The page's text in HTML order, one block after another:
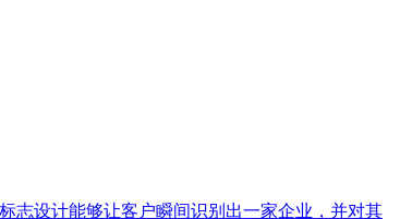
志设计能够让客户瞬间识别出一家企业，并对其